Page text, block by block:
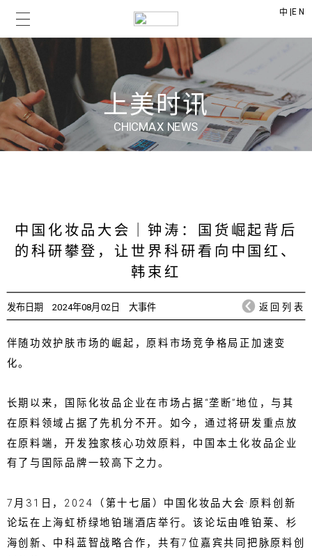
中 |EN
上美时讯
CHICMAX NEWS
中国化妆品大会｜钟涛：国货崛起背后
的科研攀登，让世界科研看向中国红、
韩束红
发布日期 2024年08月02日 大事件 返回列表
伴随功效护肤市场的崛起，原料市场竞争格局正加速变
化。
长期以来，国际化妆品企业在市场占据“垄断”地位，与其
在原料领域占据了先机分不开。如今，通过将研发重点放
在原料端，开发独家核心功效原料，中国本土化妆品企业
有了与国际品牌一较高下之力。
7月31日，2024（第十七届）中国化妆品大会·原料创新
论坛在上海虹桥绿地铂瑞酒店举行。该论坛由唯铂莱、杉
海创新、中科蓝智战略合作，共有7位嘉宾共同把脉原料创